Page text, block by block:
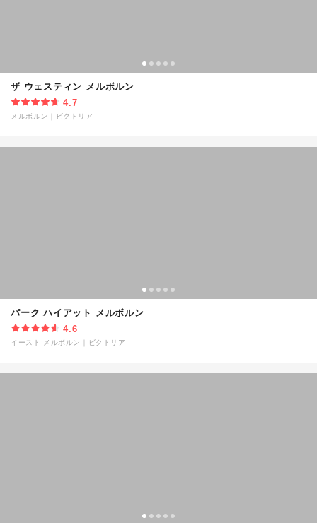
ザ ウェスティン メルボルン
4.7
メルボルン ビクトリア
パーク ハイアット メルボルン
4.6
イースト メルボルン ビクトリア